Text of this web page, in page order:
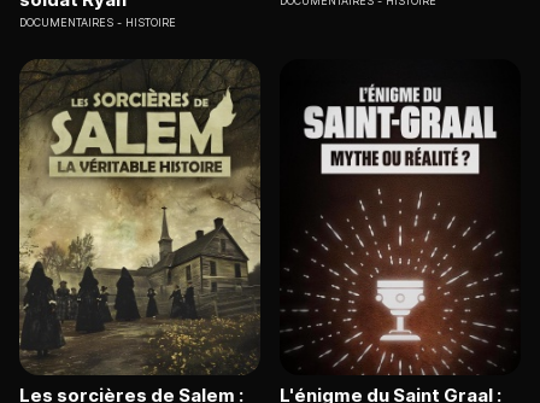
DOCUMENTAIRES HISTOIRE
Les sorcières de Salem :
L'énigme du Saint Graal :